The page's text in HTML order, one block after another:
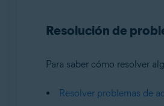
Resolución de
Para saber cómo resolver
Resolver problemas de